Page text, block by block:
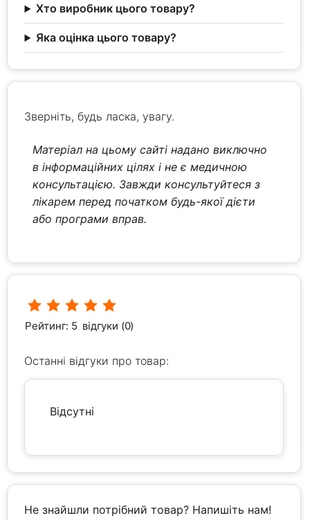
Хто виробник цього товару?
Яка оцінка цього товару?
Зверніть, будь ласка, увагу.
Матеріал на цьому сайті надано виключно
в інформаційних цілях і не є медичною
консультацією. Завжди консультуйтеся з
лікарем перед початком будь-якої дієти
або програми вправ.
Рейтинг: 5 відгуки (0)
Останні відгуки про товар:
Відсутні
Не знайшли потрібний товар? Напишіть нам!